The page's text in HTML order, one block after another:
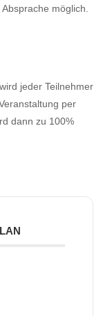
möglich.
jeder Teilnehmer
per
dann zu 100%